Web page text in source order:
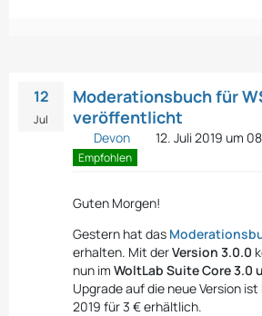
12
Jul
Moderationsbuch für
veröffentlicht
Devon 12. Juli 2019 um
Empfohlen
Guten Morgen!
Gestern hat das
erhalten. Mit derVersion 3.0.0
nun im WoltLab Suite Core 3.0
Upgrade auf die neue Version ist
2019 für 3 € erhältlich.